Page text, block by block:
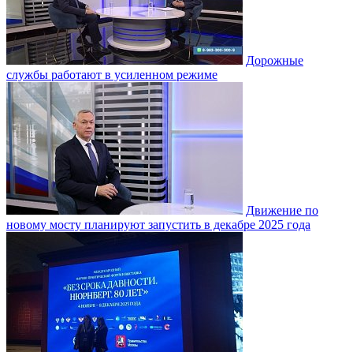
Дорожные
службы работают в усиленном режиме
Движение по
новому мосту планируют запустить в декабре 2025 года